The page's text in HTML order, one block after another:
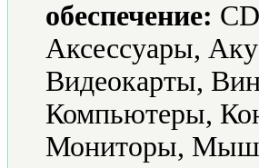
обеспечение:
Аксессуары,
Видеокарты,
Компьютеры,
Мониторы,